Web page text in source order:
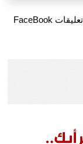
تعليقات FaceBook